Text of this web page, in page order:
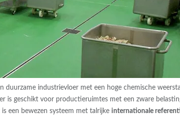
duurzame industrievloer met een hoge chemische
is geschikt voor productieruimtes met een zware
een bewezen systeem met talrijke internationale